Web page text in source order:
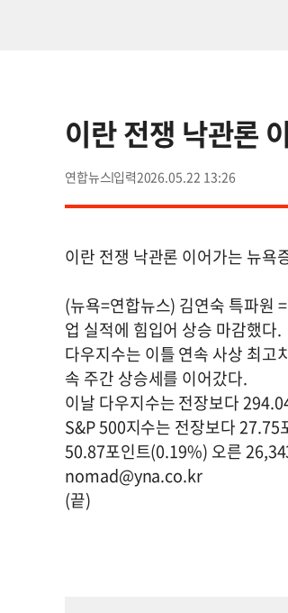
이란 전쟁 낙관론
연합뉴스 2026.05.22 13:26
이란 전쟁 낙관론 이어가는 뉴
(뉴욕=연합뉴스) 김연숙 특파원
업 실적에 힘입어 상승 마감했다.
다우지수는 이틀 연속 사상 최고
속 주간 상승세를 이어갔다.
이날 다우지수는 전장보다
S&P 500지수는 전장보다
50.87포인트(0.19%) 오른
nomad@yna.co.kr
(끝)